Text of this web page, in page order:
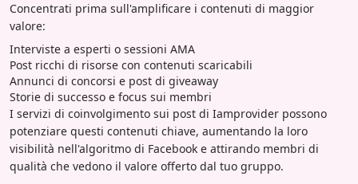
Concentrati prima sull'amplificare i contenuti di maggior
valore:
Interviste a esperti o sessioni AMA
Post ricchi di risorse con contenuti scaricabili
Annunci di concorsi e post di giveaway
Storie di successo e focus sui membri
I servizi di coinvolgimento sui post di Iamprovider possono
potenziare questi contenuti chiave, aumentando la loro
visibilità nell'algoritmo di Facebook e attirando membri di
qualità che vedono il valore offerto dal tuo gruppo.